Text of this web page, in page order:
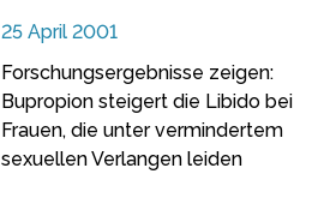
25 April 2001
Forschungsergebnisse zeigen:
Bupropion steigert die Libido bei
Frauen, die unter vermindertem
sexuellen Verlangen leiden